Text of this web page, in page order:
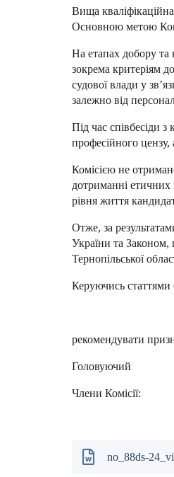
Вища
Основною метою
На етапах добору та
зокрема критеріям
судової влади у
залежно від
Під час співбесіди
професійного
Комісією не
дотриманні етичних
рівня життя
Отже, за
України та Законом,
Тернопільської
Керуючись статтями
рекомендувати
Члени
no_88ds-